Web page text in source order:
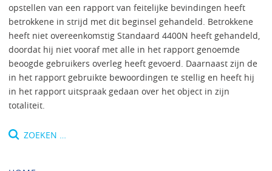
opstellen van een rapport van feitelijke bevindingen heeft
betrokkene in strijd met dit beginsel gehandeld. Betrokkene
heeft niet overeenkomstig Standaard 4400N heeft gehandeld,
doordat hij niet vooraf met alle in het rapport genoemde
beoogde gebruikers overleg heeft gevoerd. Daarnaast zijn de
in het rapport gebruikte bewoordingen te stellig en heeft hij
in het rapport uitspraak gedaan over het object in zijn
totaliteit.
Zoeken